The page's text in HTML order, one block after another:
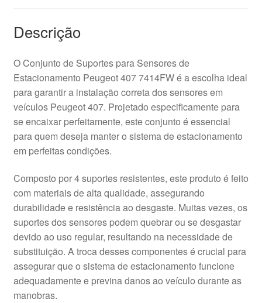
Descrição
O Conjunto de Suportes para Sensores de
Estacionamento Peugeot 407 7414FW é a escolha ideal
para garantir a instalação correta dos sensores em
veículos Peugeot 407. Projetado especificamente para
se encaixar perfeitamente, este conjunto é essencial
para quem deseja manter o sistema de estacionamento
em perfeitas condições.
Composto por 4 suportes resistentes, este produto é feito
com materiais de alta qualidade, assegurando
durabilidade e resistência ao desgaste. Muitas vezes, os
suportes dos sensores podem quebrar ou se desgastar
devido ao uso regular, resultando na necessidade de
substituição. A troca desses componentes é crucial para
assegurar que o sistema de estacionamento funcione
adequadamente e previna danos ao veículo durante as
manobras.